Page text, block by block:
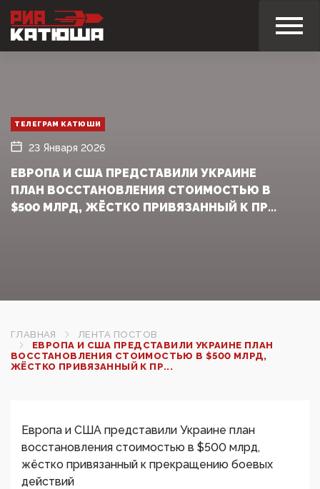
ТЕЛЕГРАМ КАТЮШИ
23 Января 2026
ЕВРОПА И США ПРЕДСТАВИЛИ УКРАИНЕ
ПЛАН ВОССТАНОВЛЕНИЯ СТОИМОСТЬЮ В
$500 МЛРД, ЖЁСТКО ПРИВЯЗАННЫЙ К ПР...
ГЛАВНАЯ
ЛЕНТА ПОСТОВ
ЕВРОПА И США ПРЕДСТАВИЛИ УКРАИНЕ ПЛАН
ВОССТАНОВЛЕНИЯ СТОИМОСТЬЮ В $500 МЛРД,
ЖЁСТКО ПРИВЯЗАННЫЙ К ПР...
Европа и США представили Украине план
восстановления стоимостью в $500 млрд,
жёстко привязанный к прекращению боевых
действий